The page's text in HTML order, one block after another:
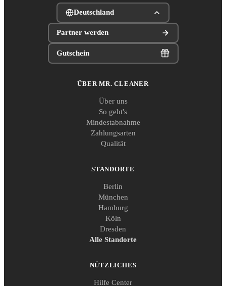
Deutschland
Partner werden
Gutschein
ÜBER MR. CLEANER
Über uns
So geht's
Mindestabnahme
Zahlungsarten
Qualität
STANDORTE
Berlin
München
Hamburg
Köln
Dresden
Alle Standorte
NÜTZLICHES
Hilfe Center